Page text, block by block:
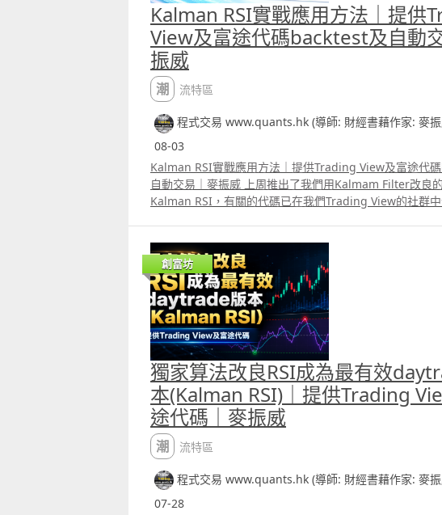
Kalman RSI實戰應用方法｜提供
View及富途代碼backtest及自動
振威
潮流特區
程式交易 www.quants.hk (導師: 財經書藉作家: 麥
08-03
Kalman RSI實戰應用方法｜提供Trading View及富途代
自動交易｜麥振威 上周推出了我們用Kalmam Filter改良
Kalman RSI，有關的代碼已在我們Trading View的社群中
數期貨ES及其他正股的方法，日後也會有更多的片講解其
外，我們已推出另一個指標名為Stable Momentum
會員可選擇使用，將這個指標配合Kalman RSI能更有效剔
況中的假訊號。
創富坊
獨家算法改良RSI成為最有效
本(Kalman RSI)｜提供Trading
途代碼｜麥振威
潮流特區
程式交易 www.quants.hk (導師: 財經書藉作家: 麥
07-28